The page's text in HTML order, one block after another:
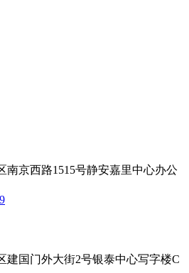
南京西路1515号静安嘉里中心办公
建国门外大街2号银泰中心写字楼C